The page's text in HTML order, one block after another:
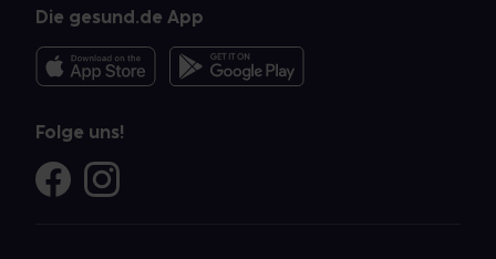
Die gesund.de App
Folge uns!